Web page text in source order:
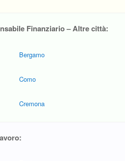
Finanziario – Altre città:
Bergamo
Como
Cremona